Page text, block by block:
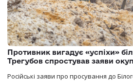
Противник вигадує «успіхи»
Трегубов спростував заяви
Російські заяви про просування до